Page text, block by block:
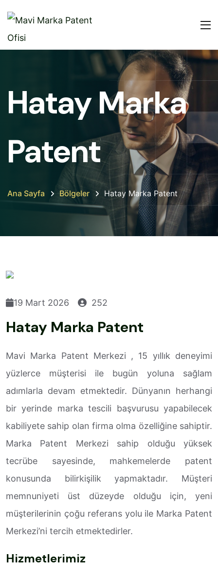
Hatay Marka
Patent
Ana Sayfa Bölgeler Hatay Marka Patent
19 Mart 2026 252
Hatay Marka Patent
Mavi Marka Patent Merkezi , 15 yıllık deneyimi
yüzlerce müşterisi ile bugün yoluna sağlam
adımlarla devam etmektedir. Dünyanın herhangi
bir yerinde marka tescili başvurusu yapabilecek
kabiliyete sahip olan firma olma özelliğine sahiptir.
Marka Patent Merkezi sahip olduğu yüksek
tecrübe sayesinde, mahkemelerde patent
konusunda bilirkişilik yapmaktadır. Müşteri
memnuniyeti üst düzeyde olduğu için, yeni
müşterilerinin çoğu referans yolu ile Marka Patent
Merkezi’ni tercih etmektedirler.
Hizmetlerimiz